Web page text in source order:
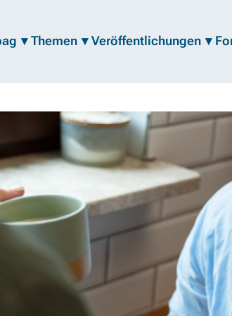
Themen Veröffentlichungen